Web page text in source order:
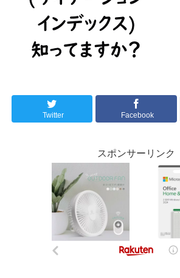
Twitter Facebook
スポンサーリンク